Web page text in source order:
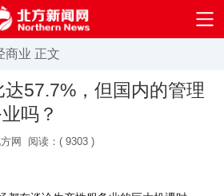
商业 正文
57.7%，但国内的管理
吗？
网 阅读：( 9303 )